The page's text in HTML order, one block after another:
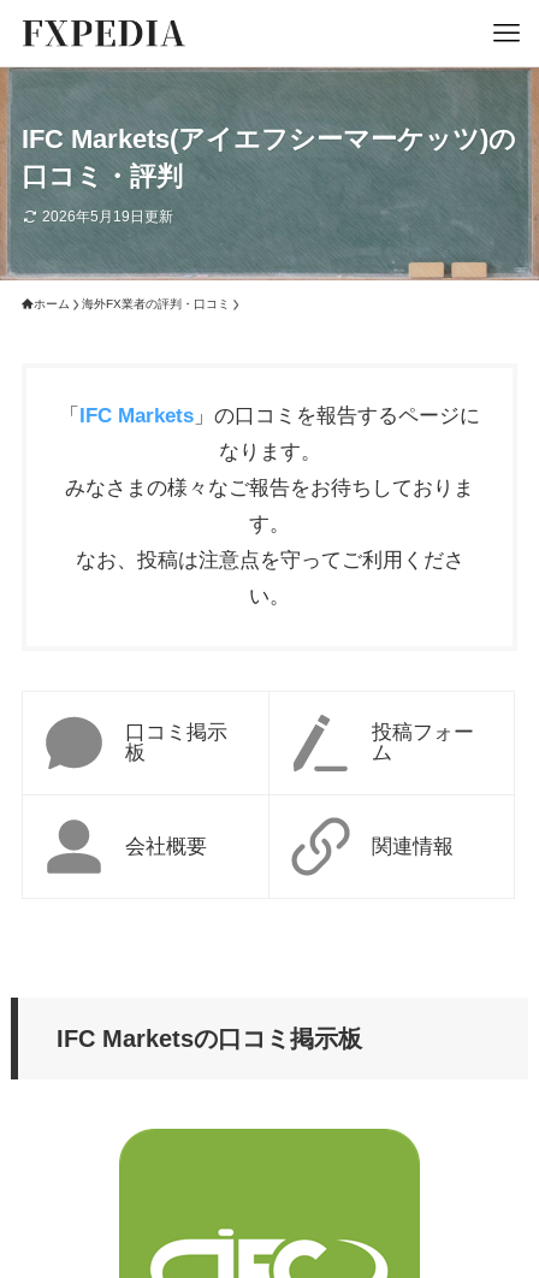
IFC Markets(アイエフシーマーケッツ)の
口コミ・評判
2026年5月19日更新
ホーム 海外FX業者の評判・口コミ
「 IFC Markets 」の口コミを報告するページに
なります。
みなさまの様々なご報告をお待ちしておりま
す。
なお、投稿は注意点を守ってご利用くださ
い。
口コミ掲示
板
投稿フォー
ム
会社概要 関連情報
IFC Marketsの口コミ掲示板